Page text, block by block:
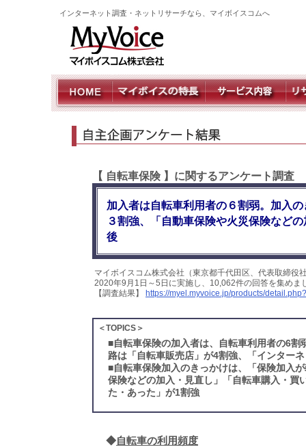
インターネット調査・ネットリサーチなら、マイボイスコムへ
【 自転車保険 】に関するアンケート調査
加入者は自転車利用者の６割弱。加入
３割強、「自動車保険や火災保険など
後
マイボイスコム株式会社（東京都千代田区、代表取締役
2020年9月1日～5日に実施し、10,062件の回答を集めま
【調査結果】
https://myel.myvoice.jp/products/
＜TOPICS＞
■自転車保険の加入者は、自転車利用者の6
路は「自転車販売店」が4割強、「インター
■自転車保険加入のきっかけは、「保険加入
保険などの加入・見直し」「自転車購入・買
た・あった」が1割強
◆自転車の利用頻度